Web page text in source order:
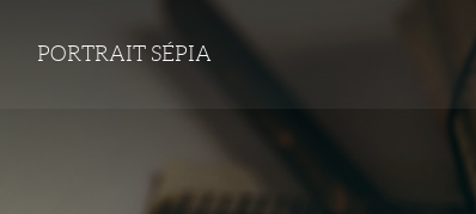
PORTRAIT SÉPIA